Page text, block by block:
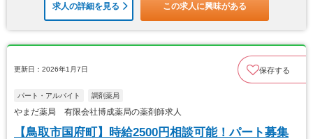
求人の詳細を見る この求人に興味がある
更新日：2026年1月7日 保存する
パート・アルバイト 調剤薬局
やまだ薬局 有限会社博成薬局の薬剤師求人
【鳥取市国府町】時給2500円相談可能！パート募集